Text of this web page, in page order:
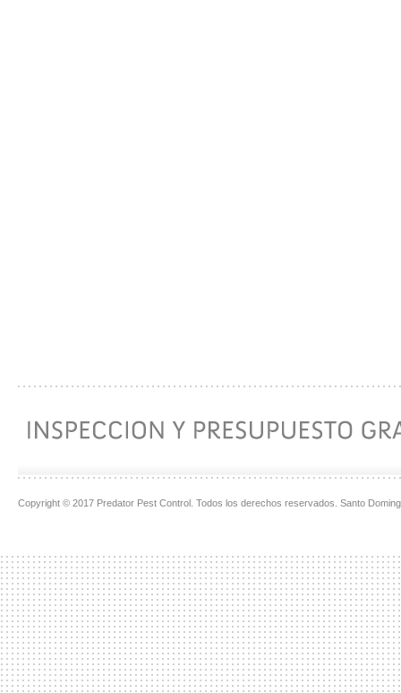
Copyright © 2017 Predator Pest Control. Todos los derechos reservados. Santo